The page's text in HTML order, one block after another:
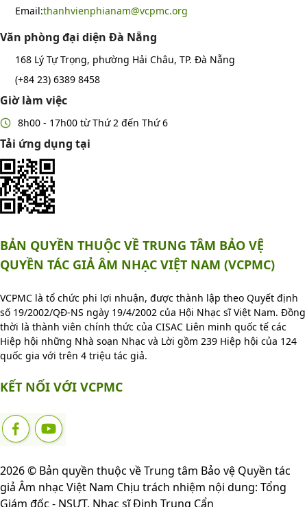
Email:thanhvienphianam@vcpmc.org
Văn phòng đại diện Đà Nẵng
168 Lý Tự Trọng, phường Hải Châu, TP. Đà Nẵng
(+84 23) 6389 8458
Giờ làm việc
8h00 - 17h00 từ Thứ 2 đến Thứ 6
Tải ứng dụng tại
BẢN QUYỀN THUỘC VỀ TRUNG TÂM BẢO VỆ
QUYỀN TÁC GIẢ ÂM NHẠC VIỆT NAM (VCPMC)
VCPMC là tổ chức phi lợi nhuận, được thành lập theo Quyết định
số 19/2002/QĐ-NS ngày 19/4/2002 của Hội Nhạc sĩ Việt Nam. Đồng
thời là thành viên chính thức của CISAC Liên minh quốc tế các
Hiệp hội những Nhà soạn Nhạc và Lời gồm 239 Hiệp hội của 124
quốc gia với trên 4 triệu tác giả.
KẾT NỐI VỚI VCPMC
2026 © Bản quyền thuộc về Trung tâm Bảo vệ Quyền tác
giả Âm nhạc Việt Nam Chịu trách nhiệm nội dung: Tổng
Giám đốc - NSƯT, Nhạc sĩ Đinh Trung Cẩn